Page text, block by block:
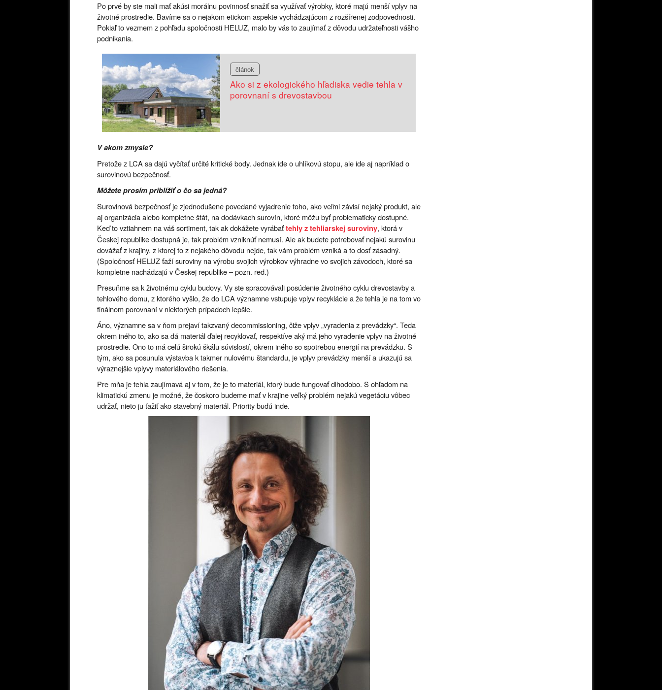
Po prvé by ste mali mať akúsi morálnu povinnosť snažiť sa využívať výrobky, ktoré majú menší vplyv na
životné prostredie. Bavíme sa o nejakom etickom aspekte vychádzajúcom z rozšírenej zodpovednosti.
Pokiaľ to vezmem z pohľadu spoločnosti HELUZ, malo by vás to zaujímať z dôvodu udržateľnosti vášho
podnikania.
článok
Ako si z ekologického hľadiska vedie tehla v
porovnaní s drevostavbou
V akom zmysle?
Pretože z LCA sa dajú vyčítať určité kritické body. Jednak ide o uhlíkovú stopu, ale ide aj napríklad o
surovinovú bezpečnosť.
Môžete prosím priblížiť o čo sa jedná?
Surovinová bezpečnosť je zjednodušene povedané vyjadrenie toho, ako veľmi závisí nejaký produkt, ale
aj organizácia alebo kompletne štát, na dodávkach surovín, ktoré môžu byť problematicky dostupné.
Keď to vztiahnem na váš sortiment, tak ak dokážete vyrábaťtehly z tehliarskej suroviny, ktorá v
Českej republike dostupná je, tak problém vzniknúť nemusí. Ale ak budete potrebovať nejakú surovinu
dovážať z krajiny, z ktorej to z nejakého dôvodu nejde, tak vám problém vzniká a to dosť zásadný.
(Spoločnosť HELUZ ťaží suroviny na výrobu svojich výrobkov výhradne vo svojich závodoch, ktoré sa
kompletne nachádzajú v Českej republike – pozn. red.)
Presuňme sa k životnému cyklu budovy. Vy ste spracovávali posúdenie životného cyklu drevostavby a
tehlového domu, z ktorého vyšlo, že do LCA významne vstupuje vplyv recyklácie a že tehla je na tom vo
finálnom porovnaní v niektorých prípadoch lepšie.
Áno, významne sa v ňom prejaví takzvaný decommissioning, čiže vplyv „vyradenia z prevádzky“. Teda
okrem iného to, ako sa dá materiál ďalej recyklovať, respektíve aký má jeho vyradenie vplyv na životné
prostredie. Ono to má celú širokú škálu súvislostí, okrem iného so spotrebou energií na prevádzku. S
tým, ako sa posunula výstavba k takmer nulovému štandardu, je vplyv prevádzky menší a ukazujú sa
výraznejšie vplyvy materiálového riešenia.
Pre mňa je tehla zaujímavá aj v tom, že je to materiál, ktorý bude fungovať dlhodobo. S ohľadom na
klimatickú zmenu je možné, že čoskoro budeme mať v krajine veľký problém nejakú vegetáciu vôbec
udržať, nieto ju ťažiť ako stavebný materiál. Priority budú inde.